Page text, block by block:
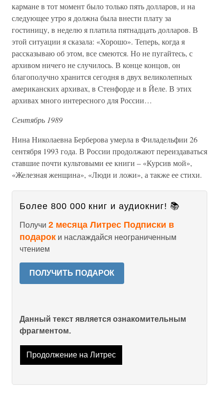
кармане в тот момент было только пять долларов, и на
следующее утро я должна была внести плату за
гостиницу, в неделю я платила пятнадцать долларов. В
этой ситуации я сказала: «Хорошо». Теперь, когда я
рассказываю об этом, все смеются. Но не пугайтесь, с
архивом ничего не случилось. В конце концов, он
благополучно хранится сегодня в двух великолепных
американских архивах, в Стенфорде и в Йеле. В этих
архивах много интересного для России…
Сентябрь 1989
Нина Николаевна Берберова умерла в Филадельфии 26
сентября 1993 года. В России продолжают переиздаваться
ставшие почти культовыми ее книги – «Курсив мой»,
«Железная женщина», «Люди и ложи», а также ее стихи.
Более 800 000 книг и аудиокниг! 📚
Получи 2 месяца Литрес Подписки в
подарок и наслаждайся неограниченным
чтением
ПОЛУЧИТЬ ПОДАРОК
Данный текст является ознакомительным
фрагментом.
Продолжение на Литрес